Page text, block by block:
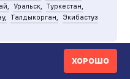
Уральск,
Туркестан,
Талдыкорган,
Экибастуз
ХОРОШО